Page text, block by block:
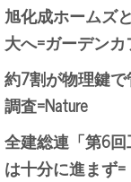
旭化成ホームズ
大へ=ガーデン
約7割が物理鍵
調査=Nature
全建総連「第6
は十分に進まず